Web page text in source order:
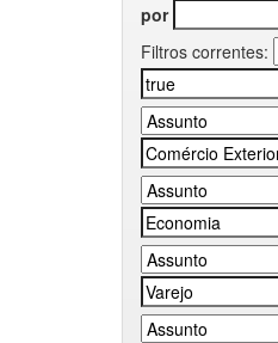
por
Filtros correntes: